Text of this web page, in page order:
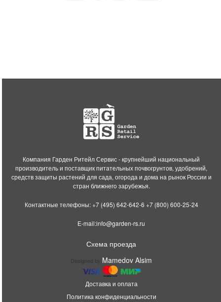
Компания Гарден Ритейл Сервис - крупнейший национальный
производитель и поставщик питательных почвогрунтов, удобрений,
средств защиты растений для сада, огорода и дома на рынок России и
стран ближнего зарубежья.
Контактные телефоны:+7 (495) 642-642-6 +7 (800) 600-25-24
E-mail:info@garden-rs.ru
Схема проезда
Designed by Mamedov Alsim
Доставка и оплата
Политика конфиденциальности